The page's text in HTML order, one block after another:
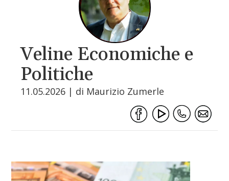
Veline Economiche e
Politiche
11.05.2026 | di Maurizio Zumerle